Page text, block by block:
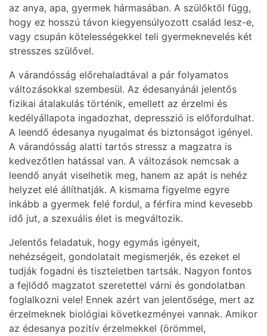
az anya, apa, gyermek hármasában. A szülőktől függ,
hogy ez hosszú távon kiegyensúlyozott család lesz-e,
vagy csupán kötelességekkel teli gyermeknevelés két
stresszes szülővel.
A várandósság előrehaladtával a pár folyamatos
változásokkal szembesül. Az édesanyánál jelentős
fizikai átalakulás történik, emellett az érzelmi és
kedélyállapota ingadozhat, depresszió is előfordulhat.
A leendő édesanya nyugalmat és biztonságot igényel.
A várandósság alatti tartós stressz a magzatra is
kedvezőtlen hatással van. A változások nemcsak a
leendő anyát viselhetik meg, hanem az apát is nehéz
helyzet elé állíthatják. A kismama figyelme egyre
inkább a gyermek felé fordul, a férfira mind kevesebb
idő jut, a szexuális élet is megváltozik.
Jelentős feladatuk, hogy egymás igényeit,
nehézségeit, gondolatait megismerjék, és ezeket el
tudják fogadni és tiszteletben tartsák. Nagyon fontos
a fejlődő magzatot szeretettel várni és gondolatban
foglalkozni vele! Ennek azért van jelentősége, mert az
érzelmeknek biológiai következményei vannak. Amikor
az édesanya pozitív érzelmekkel (örömmel,